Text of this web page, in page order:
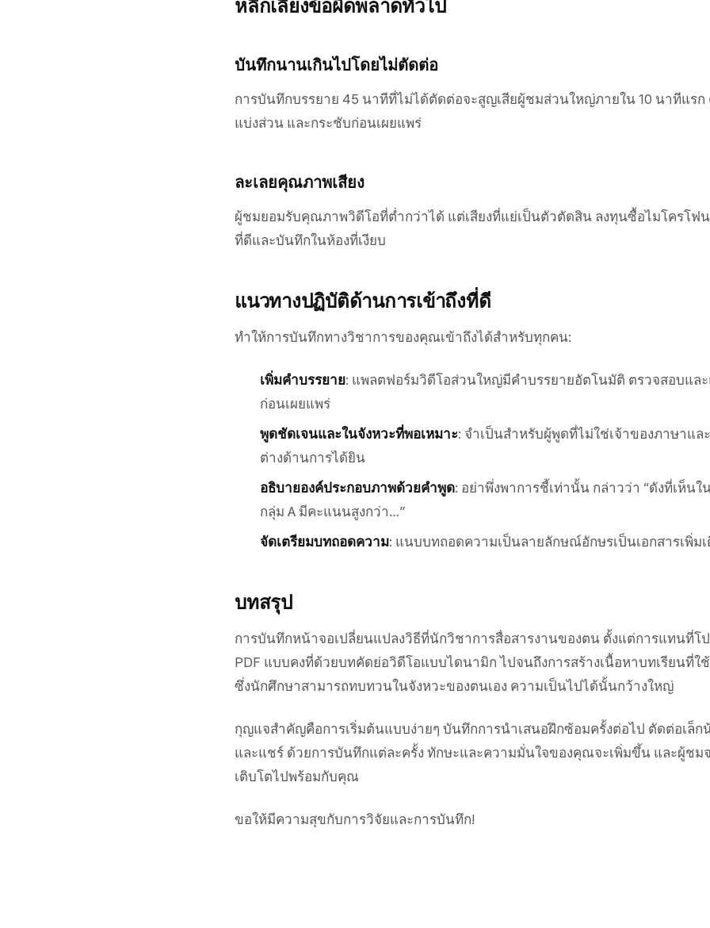
หลีกเลี่ยงข้อผิดพลาดทั่วไป
บันทึกนานเกินไปโดยไม่ตัดต่อ
การบันทึกบรรยาย 45 นาทีที่ไม่ได้ตัดต่อจะสูญเสียผู้ชมส่วนใหญ่ภายใน 10 นาทีแรก
แบ่งส่วน และกระชับก่อนเผยแพร่
ละเลยคุณภาพเสียง
ผู้ชมยอมรับคุณภาพวิดีโอที่ต่ำกว่าได้ แต่เสียงที่แย่เป็นตัวตัดสิน ลงทุนซื้อไมโครโฟน
ที่ดีและบันทึกในห้องที่เงียบ
แนวทางปฏิบัติด้านการเข้าถึงที่ดี
ทำให้การบันทึกทางวิชาการของคุณเข้าถึงได้สำหรับทุกคน:
เพิ่มคำบรรยาย: แพลตฟอร์มวิดีโอส่วนใหญ่มีคำบรรยายอัตโนมัติ ตรวจสอบแล
ก่อนเผยแพร่
พูดชัดเจนและในจังหวะที่พอเหมาะ: จำเป็นสำหรับผู้พูดที่ไม่ใช่เจ้าของภาษาแ
ต่างด้านการได้ยิน
อธิบายองค์ประกอบภาพด้วยคำพูด: อย่าพึ่งพาการชี้เท่านั้น กล่าวว่า “ดังที่เห็น
กลุ่ม A มีคะแนนสูงกว่า…”
จัดเตรียมบทถอดความ: แนบบทถอดความเป็นลายลักษณ์อักษรเป็นเอกสารเพิ่ม
บทสรุป
การบันทึกหน้าจอเปลี่ยนแปลงวิธีที่นักวิชาการสื่อสารงานของตน ตั้งแต่การแทนที่โป
PDF แบบคงที่ด้วยบทคัดย่อวิดีโอแบบไดนามิก ไปจนถึงการสร้างเนื้อหาบทเรียนที่ใ
ซึ่งนักศึกษาสามารถทบทวนในจังหวะของตนเอง ความเป็นไปได้นั้นกว้างใหญ่
กุญแจสำคัญคือการเริ่มต้นแบบง่ายๆ บันทึกการนำเสนอฝึกซ้อมครั้งต่อไป ตัดต่อเล็ก
และแชร์ ด้วยการบันทึกแต่ละครั้ง ทักษะและความมั่นใจของคุณจะเพิ่มขึ้น และผู้ชม
เติบโตไปพร้อมกับคุณ
ขอให้มีความสุขกับการวิจัยและการบันทึก!